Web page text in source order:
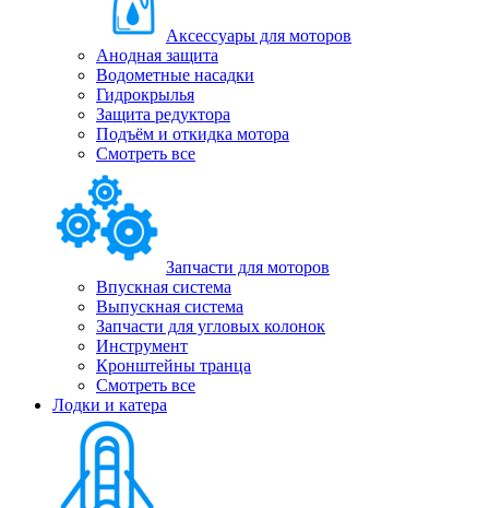
Аксессуары для моторов
Анодная защита
Водометные насадки
Гидрокрылья
Защита редуктора
Подъём и откидка мотора
Смотреть все
Запчасти для моторов
Впускная система
Выпускная система
Запчасти для угловых колонок
Инструмент
Кронштейны транца
Смотреть все
Лодки и катера